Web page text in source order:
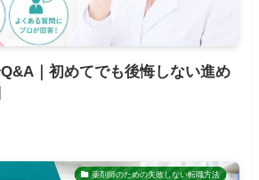
｜初めてでも後悔しない進め
薬剤師のための失敗しない転職方法